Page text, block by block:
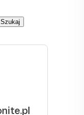
Szukaj